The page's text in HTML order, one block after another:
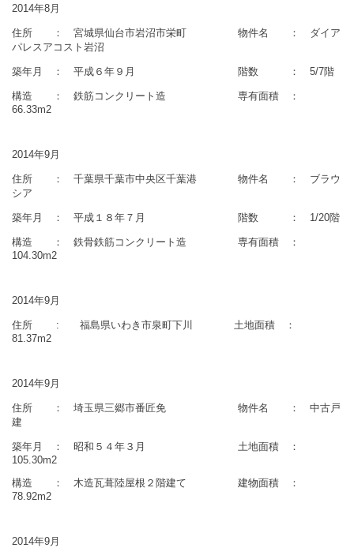
2014年8月
住所 ： 宮城県仙台市岩沼市栄町 物件名 ： ダイア
パレスアコスト岩沼
築年月 ： 平成６年９月 階数 ： 5/7階
構造 ： 鉄筋コンクリート造 専有面積 ：
66.33m2
2014年9月
住所 ： 千葉県千葉市中央区千葉港 物件名 ： ブラウ
シア
築年月 ： 平成１８年７月 階数 ： 1/20階
構造 ： 鉄骨鉄筋コンクリート造 専有面積 ：
104.30m2
2014年9月
住所 : 福島県いわき市泉町下川 土地面積 ：
81.37m2
2014年9月
住所 ： 埼玉県三郷市番匠免 物件名 ： 中古戸
建
築年月 ： 昭和５４年３月 土地面積 ：
105.30m2
構造 ： 木造瓦葺陸屋根２階建て 建物面積 ：
78.92m2
2014年9月